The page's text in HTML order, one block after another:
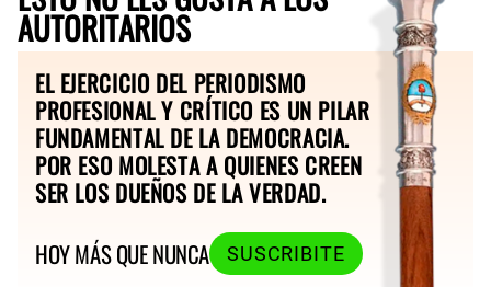
AUTORITARIOS
EL EJERCICIO DEL PERIODISMO
PROFESIONAL Y CRÍTICO ES UN PILAR
FUNDAMENTAL DE LA DEMOCRACIA.
POR ESO MOLESTA A QUIENES CREEN
SER LOS DUEÑOS DE LA VERDAD.
HOY MÁS QUE NUNCA
SUSCRIBITE